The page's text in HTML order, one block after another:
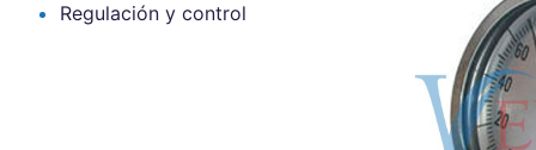
Regulación y control